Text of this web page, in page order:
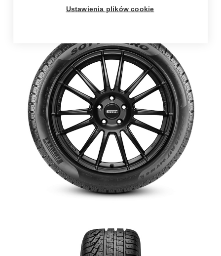
Ustawienia plików cookie